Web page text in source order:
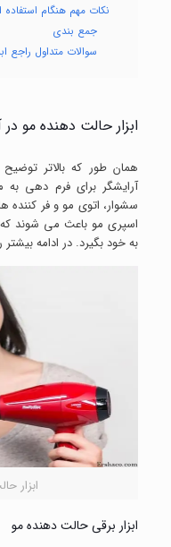
نکات مهم هنگام استفاده
جمع بندی
سوالات متداول راجع
ابزار حالت دهنده مو در
همان طور که بالاتر
آرایشگر برای فرم دهی
سشوار، اتوی مو و فر کننده
اسپری مو باعث می شوند
به خود بگیرد. در ادامه
ابزار
ابزار برقی حالت دهنده مو